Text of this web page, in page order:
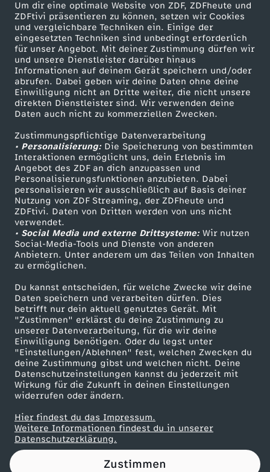
Um dir eine optimale Website von ZDF, ZDFheute und
ZDFtivi präsentieren zu können, setzen wir Cookies
und vergleichbare Techniken ein. Einige der
eingesetzten Techniken sind unbedingt erforderlich
für unser Angebot. Mit deiner Zustimmung dürfen wir
und unsere Dienstleister darüber hinaus
Informationen auf deinem Gerät speichern und/oder
abrufen. Dabei geben wir deine Daten ohne deine
Einwilligung nicht an Dritte weiter, die nicht unsere
direkten Dienstleister sind. Wir verwenden deine
Daten auch nicht zu kommerziellen Zwecken.
Zustimmungspflichtige Datenverarbeitung
• Personalisierung:Die Speicherung von bestimmten
Interaktionen ermöglicht uns, dein Erlebnis im
Angebot des ZDF an dich anzupassen und
Personalisierungsfunktionen anzubieten. Dabei
personalisieren wir ausschließlich auf Basis deiner
Nutzung von ZDF Streaming, der ZDFheute und
ZDFtivi. Daten von Dritten werden von uns nicht
verwendet.
• Social Media und externe Drittsysteme:Wir nutzen
Social-Media-Tools und Dienste von anderen
Anbietern. Unter anderem um das Teilen von Inhalten
zu ermöglichen.
Du kannst entscheiden, für welche Zwecke wir deine
Daten speichern und verarbeiten dürfen. Dies
betrifft nur dein aktuell genutztes Gerät. Mit
"Zustimmen" erklärst du deine Zustimmung zu
unserer Datenverarbeitung, für die wir deine
Einwilligung benötigen. Oder du legst unter
"Einstellungen/Ablehnen" fest, welchen Zwecken du
deine Zustimmung gibst und welchen nicht. Deine
Datenschutzeinstellungen kannst du jederzeit mit
Wirkung für die Zukunft in deinen Einstellungen
widerrufen oder ändern.
Hier findest du das Impressum.
Weitere Informationen findest du in unserer
Datenschutzerklärung.
Zustimmen
a
u
f
d
e
r
L
i
t
e
r
a
t
u
r
b
Mehr ZDF
ZDF-Apps
Smart TV
ZDFtext
Livestreams
Sendungen A-Z
TV-Programm
Service
ZDFmitreden
Kontakt zum ZDF
Tickets
Zuschauerservice
Hilfe
ZDF Unternehmen
Karriere
ZDF goes Schule
Werbefernsehen
Mainzelmännchen
Partner